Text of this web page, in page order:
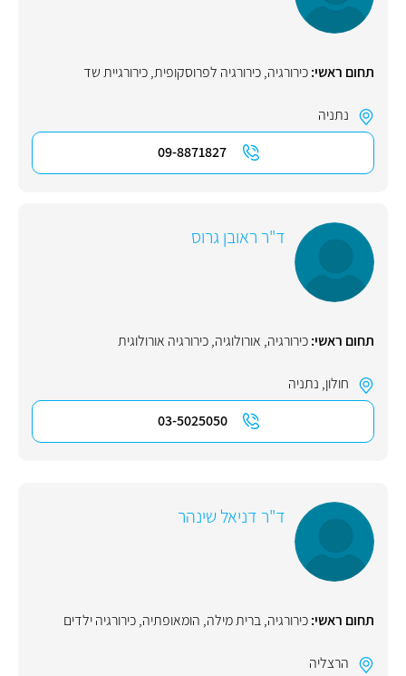
תחום ראשי:כירורגיה,כירורגיה לפרוסקופית,כירורגיית שד
נתניה
09-8871827
ד"ר ראובן גרוס
תחום ראשי:כירורגיה, אורולוגיה,כירורגיה אורולוגית
חולון, נתניה
03-5025050
ד"ר דניאל שינהר
תחום ראשי:כירורגיה,ברית מילה, הומאופתיה,כירורגיה ילדים
הרצליה